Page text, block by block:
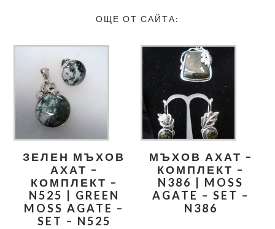
ОЩЕ ОТ САЙТА:
ЗЕЛЕН МЪХОВ
АХАТ –
КОМПЛЕКТ –
N525 | GREEN
MOSS AGATE –
SET – N525
МЪХОВ АХАТ –
КОМПЛЕКТ –
N386 | MOSS
AGATE – SET –
N386